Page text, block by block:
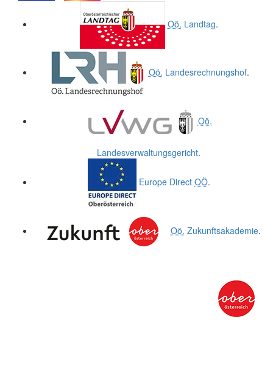
Oö. Landtag.
Oö. Landesrechnungshof.
Oö.
Landesverwaltungsgericht.
Europe Direct OÖ.
Oö. Zukunftsakademie.